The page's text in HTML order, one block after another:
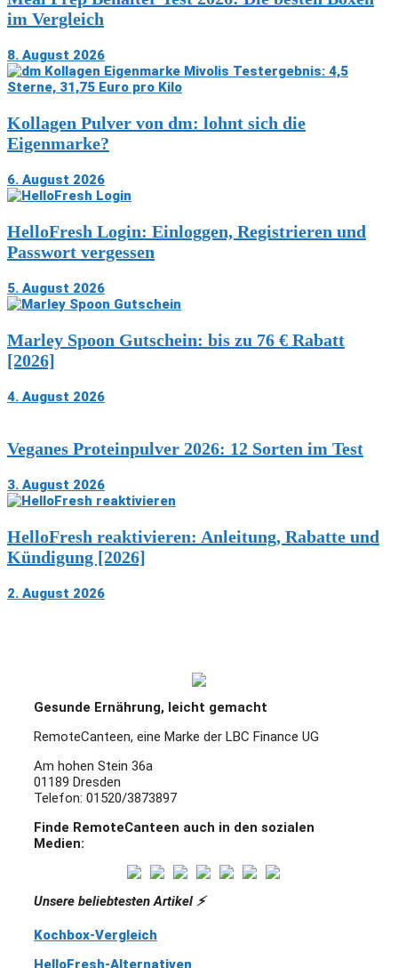
im Vergleich
8. August 2026
Kollagen Pulver von dm: lohnt sich die
Eigenmarke?
6. August 2026
HelloFresh Login: Einloggen, Registrieren und
Passwort vergessen
5. August 2026
Marley Spoon Gutschein: bis zu 76 € Rabatt
[2026]
4. August 2026
Veganes Proteinpulver 2026: 12 Sorten im Test
3. August 2026
HelloFresh reaktivieren: Anleitung, Rabatte und
Kündigung [2026]
2. August 2026
Gesunde Ernährung, leicht gemacht
RemoteCanteen, eine Marke der LBC Finance UG
Am hohen Stein 36a
01189 Dresden
Telefon: 01520/3873897
Finde RemoteCanteen auch in den sozialen
Medien:
Unsere beliebtesten Artikel ⚡️
Kochbox-Vergleich
HelloFresh-Alternativen